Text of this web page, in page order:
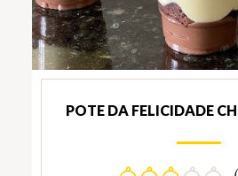
POTE DA FELICIDADE